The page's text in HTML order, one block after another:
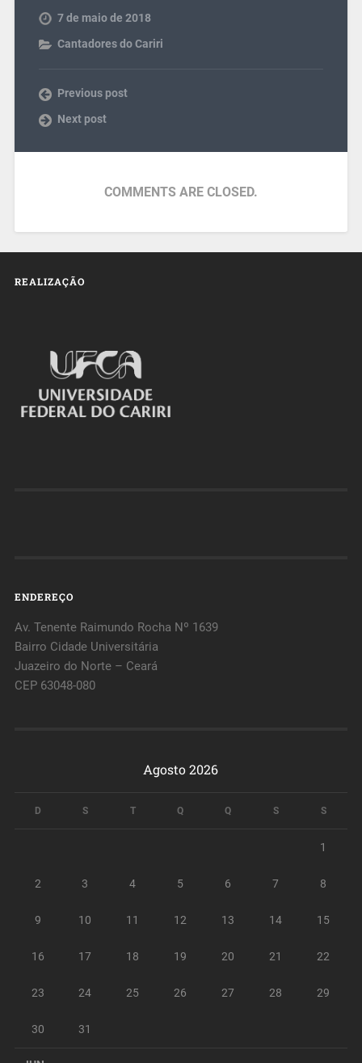
7 de maio de 2018
Cantadores do Cariri
Previous post
Next post
COMMENTS ARE CLOSED.
REALIZAÇÃO
ENDEREÇO
Av. Tenente Raimundo Rocha Nº 1639
Bairro Cidade Universitária
Juazeiro do Norte – Ceará
CEP 63048-080
Agosto 2026
D S T Q Q S S
1
2 3 4 5 6 7 8
9 10 11 12 13 14 15
16 17 18 19 20 21 22
23 24 25 26 27 28 29
30 31